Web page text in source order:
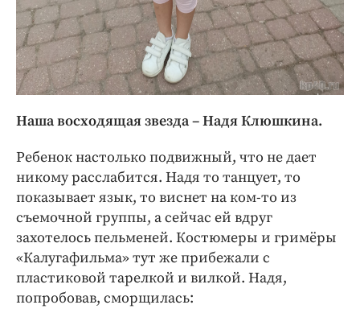
Наша восходящая звезда – Надя Клюшкина.
Ребенок настолько подвижный, что не дает
никому расслабится. Надя то танцует, то
показывает язык, то виснет на ком-то из
съемочной группы, а сейчас ей вдруг
захотелось пельменей. Костюмеры и гримёры
«Калугафильма» тут же прибежали с
пластиковой тарелкой и вилкой. Надя,
попробовав, сморщилась: